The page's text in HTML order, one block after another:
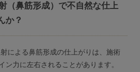
（鼻筋形成）で不自然な仕上
か？
による鼻筋形成の仕上がりは、施術
ン力に左右されることがあります。